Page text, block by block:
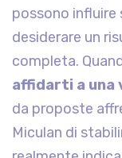
possono influire
desiderare un
completa.
affidarti a una
da proposte
Miculan di